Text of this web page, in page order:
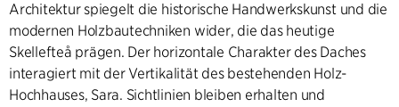
Architektur spiegelt die historische Handwerkskunst und die
modernen Holzbautechniken wider, die das heutige
Skellefteå prägen. Der horizontale Charakter des Daches
interagiert mit der Vertikalität des bestehenden Holz-
Hochhauses, Sara. Sichtlinien bleiben erhalten und